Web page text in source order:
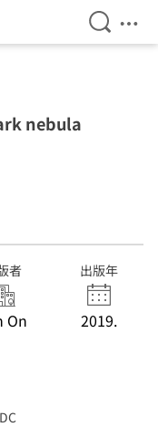
検索を
メ
nebula
者
On
出版年
2019.